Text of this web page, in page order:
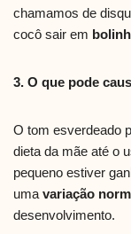
chamamos de
cocô sair em
3. O que pode
O tom esverdeado
dieta da mãe até o
pequeno estiver
uma variação
desenvolvimento.